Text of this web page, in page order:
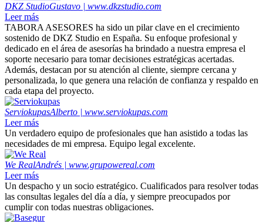
DKZ StudioGustavo | www.dkzstudio.com
Leer más
TABORA ASESORES ha sido un pilar clave en el crecimiento
sostenido de DKZ Studio en España. Su enfoque profesional y
dedicado en el área de asesorías ha brindado a nuestra empresa el
soporte necesario para tomar decisiones estratégicas acertadas.
Además, destacan por su atención al cliente, siempre cercana y
personalizada, lo que genera una relación de confianza y respaldo en
cada etapa del proyecto.
ServiokupasAlberto | www.serviokupas.com
Leer más
Un verdadero equipo de profesionales que han asistido a todas las
necesidades de mi empresa. Equipo legal excelente.
We RealAndrés | www.grupowereal.com
Leer más
Un despacho y un socio estratégico. Cualificados para resolver todas
las consultas legales del día a día, y siempre preocupados por
cumplir con todas nuestras obligaciones.